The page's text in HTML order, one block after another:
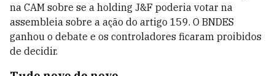
na CAM sobre se a holding J&F poderia votar na
assembleia sobre a ação do artigo 159. O BNDES
ganhou o debate e os controladores ficaram proibidos
de decidir.